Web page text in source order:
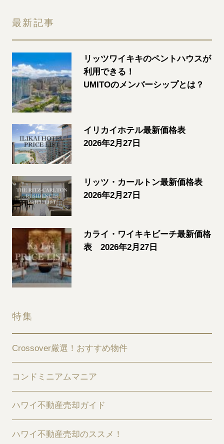
最新記事
リッツワイキキのペントハウスが
利用できる！
UMITOのメンバーシップとは？
イリカイホテル最新価格表
2026年2月27日
リッツ・カールトン最新価格表
2026年2月27日
カライ・ワイキキビーチ最新価格
表 2026年2月27日
特集
Crossover厳選！おすすめ物件
コンドミニアムマニア
ハワイ不動産売却ガイド
ハワイ不動産売却のススメ！